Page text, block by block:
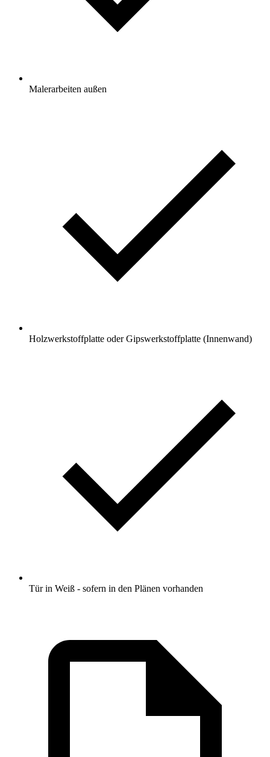
Malerarbeiten außen
Holzwerkstoffplatte oder Gipswerkstoffplatte (Innenwand)
Tür in Weiß - sofern in den Plänen vorhanden